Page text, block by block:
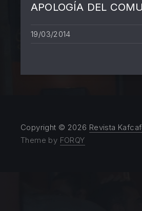
APOLOGÍA DEL
19/03/2014
Copyright © 2026 Revista
Theme by FORQY